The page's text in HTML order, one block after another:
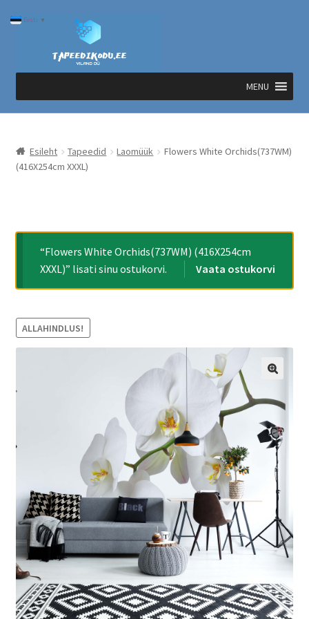
Liigu
navigeerimisele
Liigu
MENU
Esileht Tapeedid Laomüük
Flowers White Orchids(737WM)
(416X254cm XXXL)
“Flowers White Orchids(737WM) (416X254cm
XXXL)” lisati sinu ostukorvi.
Vaata ostukorvi
ALLAHINDLUS!
Eesti ▼